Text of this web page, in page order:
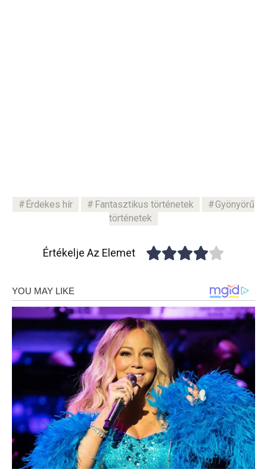
Érdekes hír Fantasztikus történetek
Gyönyörű
történetek
Értékelje Az Elemet